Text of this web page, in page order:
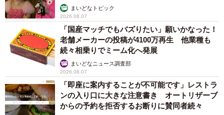
まいどなトピック
2026.08.07
「国産マッチでもバズりたい」願いかなった！
老舗メーカーの投稿が4100万再生 他業種も
続々相乗りでミーム化へ発展
まいどなニュース調査部
2026.08.07
「即座に案内することが不可能です」レストラ
ンの入り口に大きな注意書き オートリザーブ
からの予約を拒否するお断りに賛同者続々